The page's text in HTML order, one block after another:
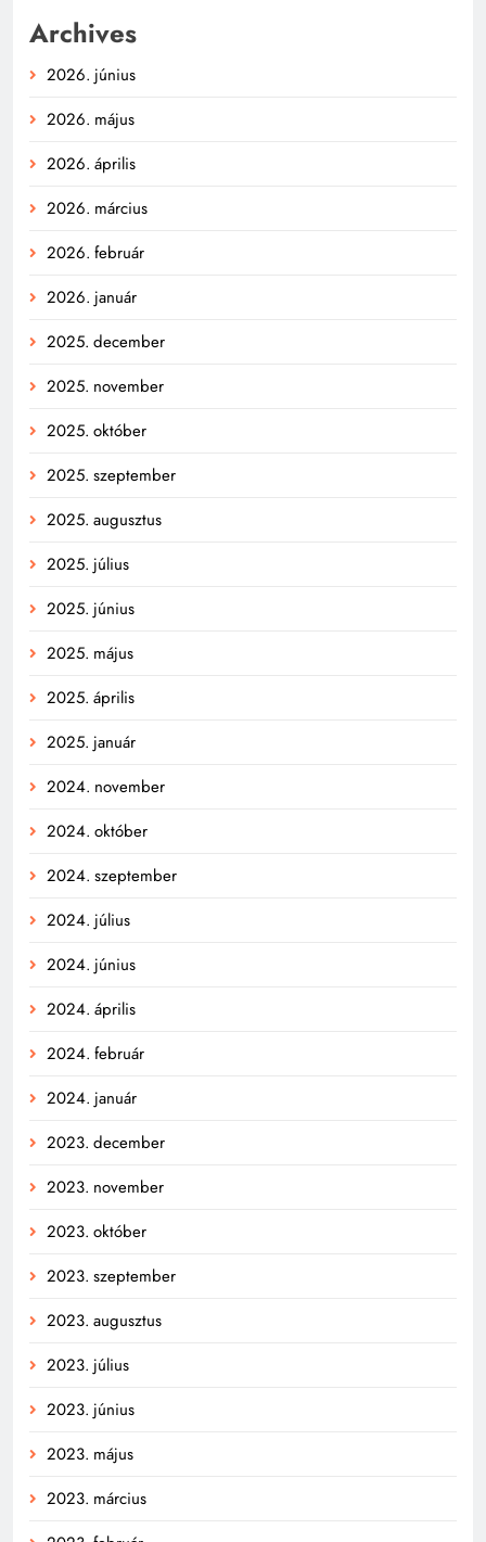
Archives
2026. június
2026. május
2026. április
2026. március
2026. február
2026. január
2025. december
2025. november
2025. október
2025. szeptember
2025. augusztus
2025. július
2025. június
2025. május
2025. április
2025. január
2024. november
2024. október
2024. szeptember
2024. július
2024. június
2024. április
2024. február
2024. január
2023. december
2023. november
2023. október
2023. szeptember
2023. augusztus
2023. július
2023. június
2023. május
2023. március